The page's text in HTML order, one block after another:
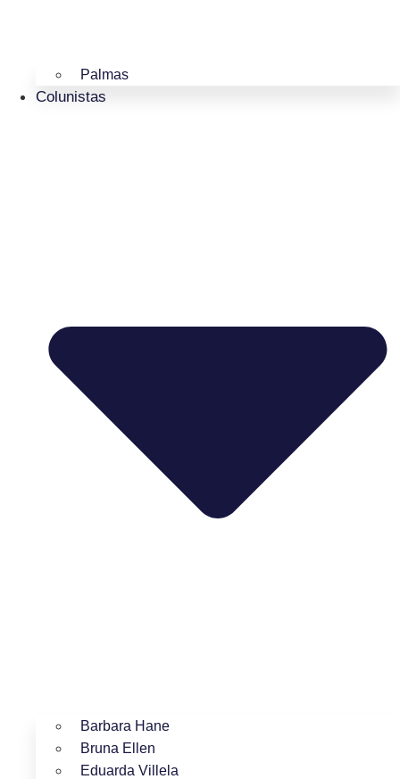
Palmas
Colunistas
Barbara Hane
Bruna Ellen
Eduarda Villela